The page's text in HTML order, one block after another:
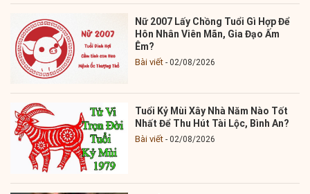
Nữ 2007 Lấy Chồng Tuổi Gì Hợp Để
Hôn Nhân Viên Mãn, Gia Đạo Ấm
Êm?
Bài viết 02/08/2026
Tuổi Kỷ Mùi Xây Nhà Năm Nào Tốt
Nhất Để Thu Hút Tài Lộc, Bình An?
Bài viết 02/08/2026